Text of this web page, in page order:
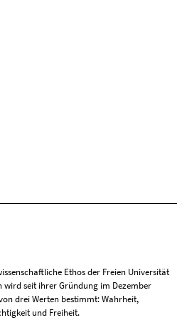
Ethos der Freien Universität
wird seit ihrer Gründung im Dezember
drei Werten bestimmt: Wahrheit,
und Freiheit.